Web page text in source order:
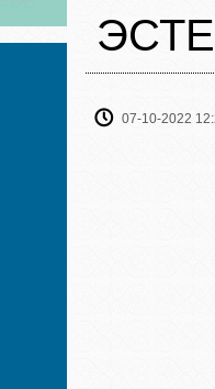
07-10-2022